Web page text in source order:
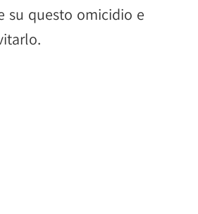
su questo omicidio e